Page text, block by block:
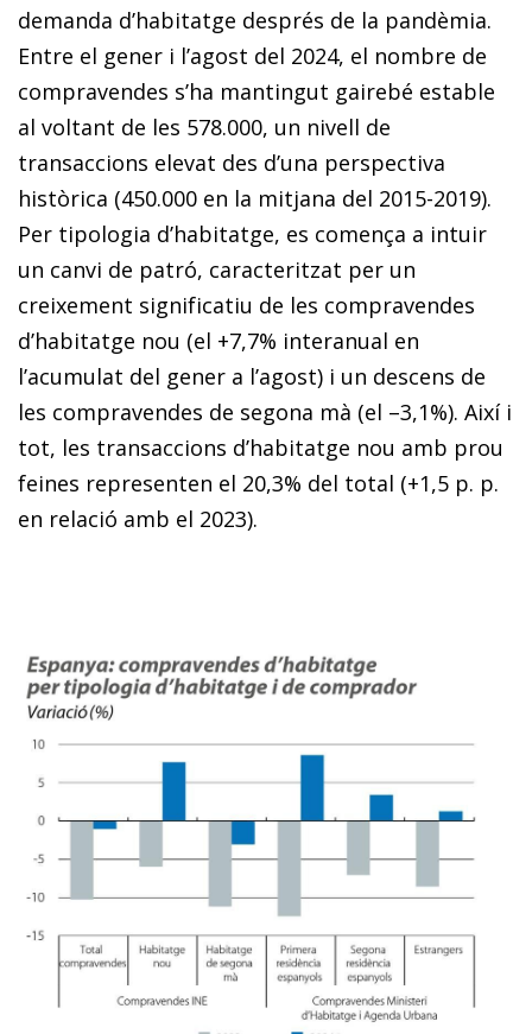
demanda d’habitatge després de la pandèmia.
Entre el gener i l’agost del 2024, el nombre de
compravendes s’ha mantingut gairebé estable
al voltant de les 578.000, un nivell de
transaccions elevat des d’una perspectiva
històrica (450.000 en la mitjana del 2015-2019).
Per tipologia d’habitatge, es comença a intuir
un canvi de patró, caracteritzat per un
creixement significatiu de les compravendes
d’habitatge nou (el +7,7% interanual en
l’acumulat del gener a l’agost) i un descens de
les compravendes de segona mà (el –3,1%). Així i
tot, les transaccions d’habitatge nou amb prou
feines representen el 20,3% del total (+1,5 p. p.
en relació amb el 2023).